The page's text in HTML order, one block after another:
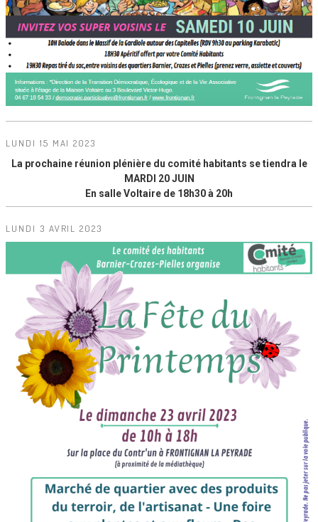
LUNDI 15 MAI 2023
La prochaine réunion plénière du comité habitants se tiendra le
MARDI 20 JUIN
En salle Voltaire de 18h30 à 20h
LUNDI 3 AVRIL 2023